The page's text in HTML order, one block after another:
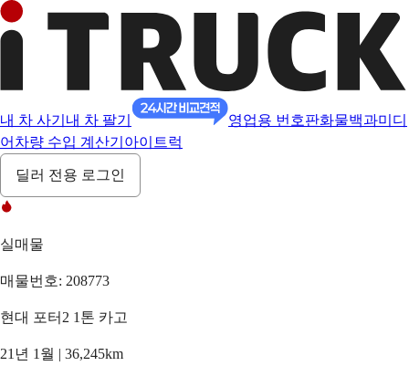
내 차 사기 내 차 팔기 영업용 번호판화물백과미디
어 차량 수입 계산기 아이트럭
딜러 전용 로그인
실매물
매물번호: 208773
현대 포터2 1톤 카고
21년 1월 | 36,245km